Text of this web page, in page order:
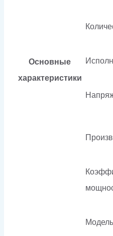
Основные
характеристики
Модель